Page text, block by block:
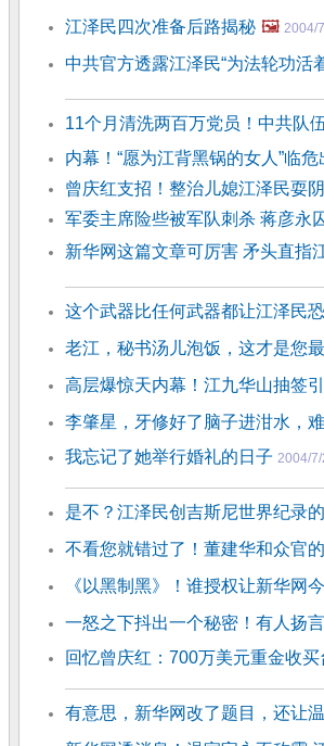
江泽民四次准备后路揭秘 🖼️ 2004/
中共官方透露江泽民“为法轮功活
11个月清洗两百万党员！中共队
内幕！“愿为江背黑锅的女人”临
曾庆红支招！整治儿媳江泽民耍
军委主席险些被军队刺杀 蒋彦永
新华网这篇文章可厉害 矛头直指
这个武器比任何武器都让江泽民
老江，秘书汤儿泡饭，这才是您
高层爆惊天内幕！江九华山抽签
李肇星，牙修好了脑子进泔水，
我忘记了她举行婚礼的日子 2004/7/
是不？江泽民创吉斯尼世界纪录
不看您就错过了！董建华和众官
《以黑制黑》！谁授权让新华网
一怒之下抖出一个秘密！有人扬
回忆曾庆红：700万美元重金收
有意思，新华网改了题目，还让